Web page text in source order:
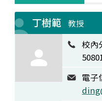
丁樹範 教授
校內
電子